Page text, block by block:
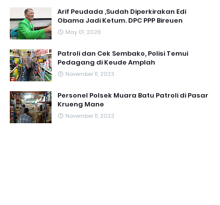
Arif Peudada ,Sudah Diperkirakan Edi
Obama Jadi Ketum. DPC PPP Bireuen
May 01, 2026
Patroli dan Cek Sembako, Polisi Temui
Pedagang di Keude Amplah
November 11, 2023
Personel Polsek Muara Batu Patroli di Pasar
Krueng Mane
November 11, 2023